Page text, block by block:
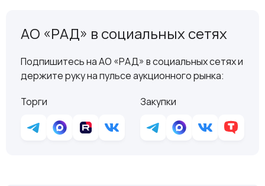
АО «РАД» в социальных сетях
Подпишитесь на АО «РАД» в социальных сетях и
держите руку на пульсе аукционного рынка:
Торги
Закупки